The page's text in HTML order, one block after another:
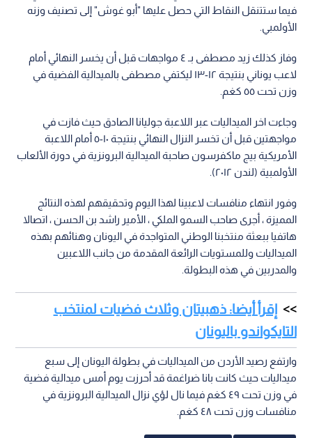
فيما ستتنقل النقاط التي حصل عليها "أبو غوش" إلى تصنيف وزنه
الأولمبي.
وفاز كذلك زيد مصطفى بـ ٤ مواجهات قبل أن يخسر النهائي أمام
لاعب يوناني بنتيجة ١٢-١٣ ليكتفي مصطفى بالميدالية الفضية في
وزن تحت ٥٥ كغم.
وجاءت اخر الميداليات عبر اللاعبة جوليانا الصادق حيث فازت في
مواجهتين قبل أن تخسر النزال النهائي بنتيجة ١٠-٥ أمام اللاعبة
الأمريكية بيج ماكفرسون صاحبة الميدالية البرونزية في دورة الألعاب
الأولمبية (لندن ٢٠١٢).
وفور انتهاء منافسات لاعبينا لهذا اليوم وتحقيقهم لهذه النتائج
المميزة ، أجرى صاحب السمو الملكي ، الأمير راشد بن الحسن ، اتصالا
هاتفيا ببعثة منتخبنا الوطني المتواجدة في اليونان وهنائهم بهذه
الميداليات وللمستويات الرائعة المقدمة من جانب اللاعبين
والمدربين في هذه البطولة.
إقرأ أيضا: ذهبيتان وثلاث فضيات لمنتخب
التايكواندو باليونان
وارتفع رصيد الأردن من الميداليات في بطولة اليونان إلى سبع
ميداليات حيث كانت بانا ضراغمة قد أحرزت يوم أمس ميدالية فضية
في وزن تحت ٤٩ كغم فيما نال لؤي نزال الميدالية البرونزية في
منافسات وزن تحت ٤٨ كغم.